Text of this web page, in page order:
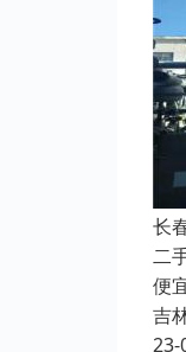
长
二
便
吉
23-